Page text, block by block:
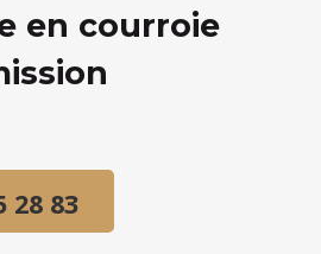
en courroie
28 83